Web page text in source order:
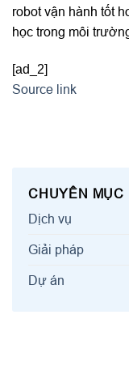
robot vận hành tốt
học trong môi
[ad_2]
Source link
CHUYÊN MỤC
Dịch vụ
Giải pháp
Dự án